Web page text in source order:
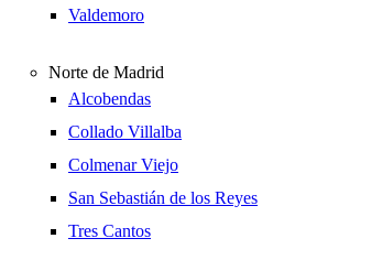
Valdemoro
Norte de Madrid
Alcobendas
Collado Villalba
Colmenar Viejo
San Sebastián de los Reyes
Tres Cantos